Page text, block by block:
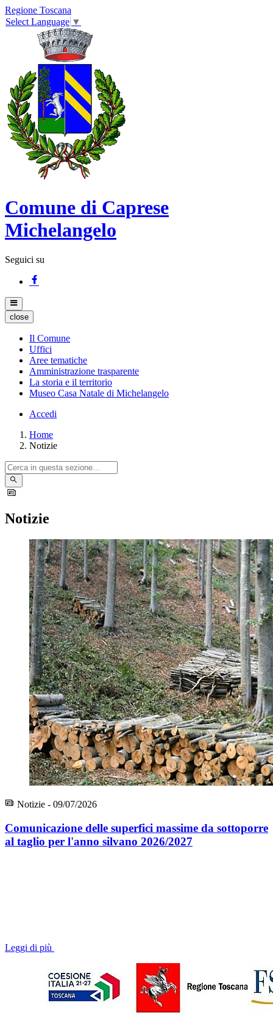
Regione Toscana
Select Language ▼
Comune di Caprese
Michelangelo
Seguici su
close
Il Comune
Uffici
Aree tematiche
Amministrazione trasparente
La storia e il territorio
Museo Casa Natale di Michelangelo
Accedi
Home
Notizie
Notizie
Notizie - 09/07/2026
Comunicazione delle superfici massime da sottoporre
al taglio per l'anno silvano 2026/2027
Leggi di più